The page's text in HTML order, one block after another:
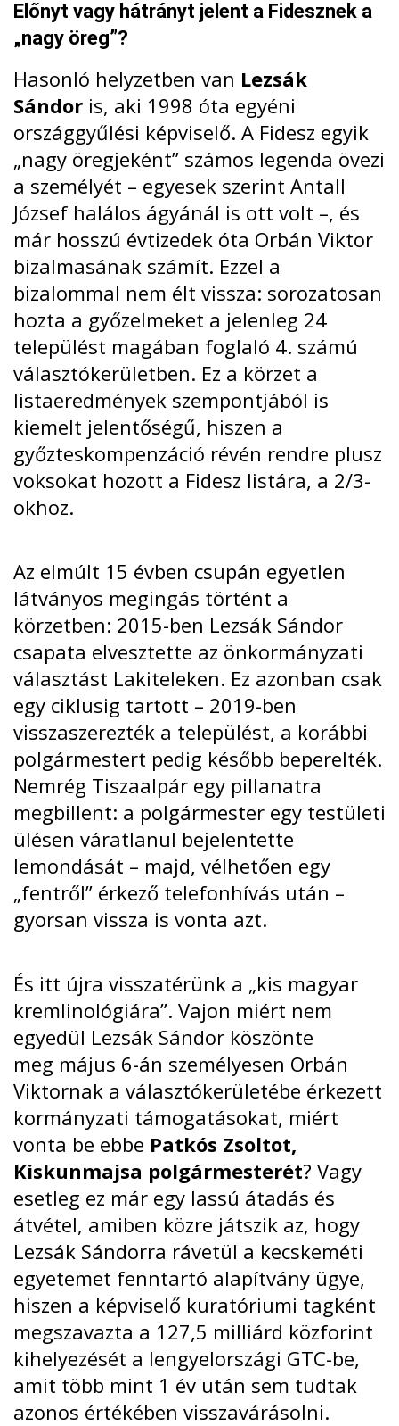
Előnyt vagy hátrányt jelent a Fidesznek a
„nagy öreg”?
Hasonló helyzetben van Lezsák
Sándor is, aki 1998 óta egyéni
országgyűlési képviselő. A Fidesz egyik
„nagy öregjeként” számos legenda övezi
a személyét – egyesek szerint Antall
József halálos ágyánál is ott volt –, és
már hosszú évtizedek óta Orbán Viktor
bizalmasának számít. Ezzel a
bizalommal nem élt vissza: sorozatosan
hozta a győzelmeket a jelenleg 24
települést magában foglaló 4. számú
választókerületben. Ez a körzet a
listaeredmények szempontjából is
kiemelt jelentőségű, hiszen a
győzteskompenzáció révén rendre plusz
voksokat hozott a Fidesz listára, a 2/3-
okhoz.
Az elmúlt 15 évben csupán egyetlen
látványos megingás történt a
körzetben: 2015-ben Lezsák Sándor
csapata elvesztette az önkormányzati
választást Lakiteleken. Ez azonban csak
egy ciklusig tartott – 2019-ben
visszaszerezték a települést, a korábbi
polgármestert pedig később beperelték.
Nemrég Tiszaalpár egy pillanatra
megbillent: a polgármester egy testületi
ülésen váratlanul bejelentette
lemondását – majd, vélhetően egy
„fentről” érkező telefonhívás után –
gyorsan vissza is vonta azt.
És itt újra visszatérünk a „kis magyar
kremlinológiára”. Vajon miért nem
egyedül Lezsák Sándor köszönte
meg május 6-án személyesen Orbán
Viktornak a választókerületébe érkezett
kormányzati támogatásokat, miért
vonta be ebbe Patkós Zsoltot,
Kiskunmajsa polgármesterét? Vagy
esetleg ez már egy lassú átadás és
átvétel, amiben közre játszik az, hogy
Lezsák Sándorra rávetül a kecskeméti
egyetemet fenntartó alapítvány ügye,
hiszen a képviselő kuratóriumi tagként
megszavazta a 127,5 milliárd közforint
kihelyezését a lengyelországi GTC-be,
amit több mint 1 év után sem tudtak
azonos értékében visszavárásolni.